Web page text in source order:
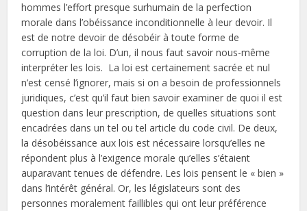
hommes l’effort presque surhumain de la perfection
morale dans l’obéissance inconditionnelle à leur devoir. Il
est de notre devoir de désobéir à toute forme de
corruption de la loi. D’un, il nous faut savoir nous-même
interpréter les lois. La loi est certainement sacrée et nul
n’est censé l’ignorer, mais si on a besoin de professionnels
juridiques, c’est qu’il faut bien savoir examiner de quoi il est
question dans leur prescription, de quelles situations sont
encadrées dans un tel ou tel article du code civil. De deux,
la désobéissance aux lois est nécessaire lorsqu’elles ne
répondent plus à l’exigence morale qu’elles s’étaient
auparavant tenues de défendre. Les lois pensent le « bien »
dans l’intérêt général. Or, les législateurs sont des
personnes moralement faillibles qui ont leur préférence